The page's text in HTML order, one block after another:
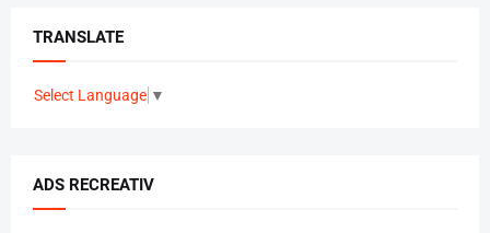
TRANSLATE
Select Language ▼
ADS RECREATIV